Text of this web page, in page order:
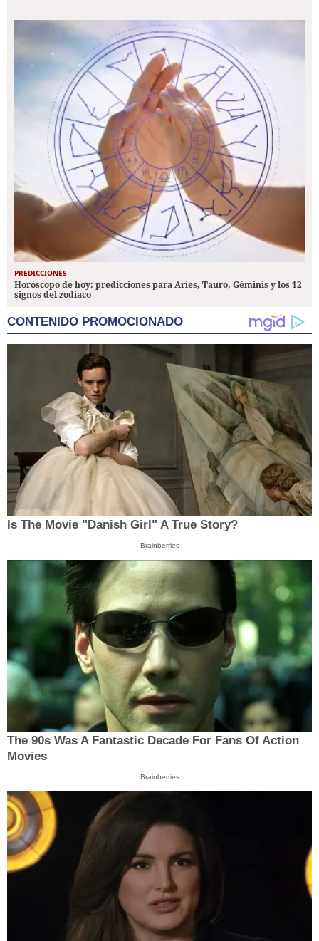
PREDICCIONES
Horóscopo de hoy: predicciones para Aries, Tauro, Géminis y los 12
signos del zodiaco
CONTENIDO PROMOCIONADO
Is The Movie "Danish Girl" A True Story?
Brainberries
The 90s Was A Fantastic Decade For Fans Of Action
Movies
Brainberries